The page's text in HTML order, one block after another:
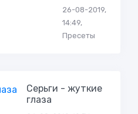
26-08-2019,
14:49,
Пресеты
Серьги - жуткие
глаза